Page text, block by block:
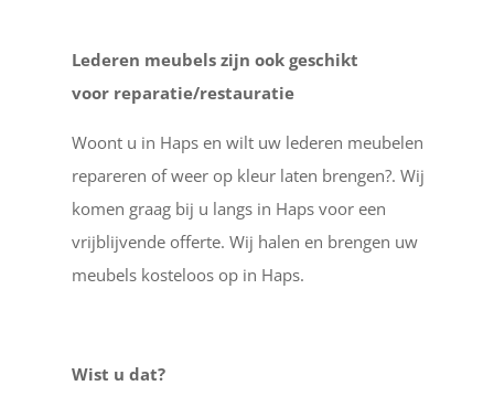
Lederen meubels zijn ook geschikt
voor reparatie/restauratie
Woont u in Haps en wilt uw lederen meubelen
repareren of weer op kleur laten brengen?. Wij
komen graag bij u langs in Haps voor een
vrijblijvende offerte. Wij halen en brengen uw
meubels kosteloos op in Haps.
Wist u dat?